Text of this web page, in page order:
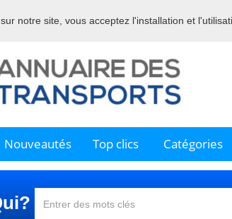
Bienvenue sur l'annuaire
Nouveautés Top clics Catégories
notre site, vous acceptez l'installation et